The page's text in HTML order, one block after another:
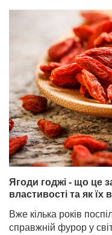
Ягоди годжі - що це
властивості та як їх
Вже кілька років
справжній фурор у